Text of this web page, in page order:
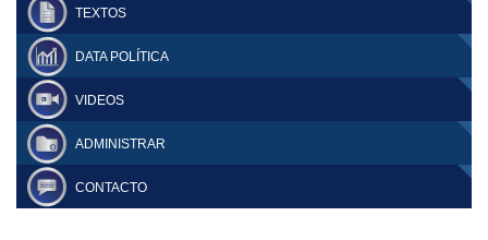
TEXTOS
DATA POLÍTICA
VIDEOS
ADMINISTRAR
CONTACTO